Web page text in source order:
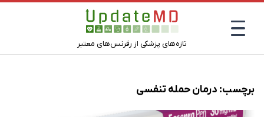
تازه‌های پزشکی از رفرنس‌های معتبر
برچسب: درمان حمله تنفسی